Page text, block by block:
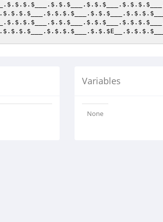
.$.$.$. $___ .$.$. $___ .$.$. $___ .$.$.$. $___
.$.$.$. $___ .$.$.$. $___ .$.$. $___ .$.$.$. $___
.$.$.$. $___ .$.$. $___ .$.$. $___ .$.$.$. $___
.$.$.$. $___ .$.$.$. $___ .$.$. $E__ .$.$.$. $___
Variables
None